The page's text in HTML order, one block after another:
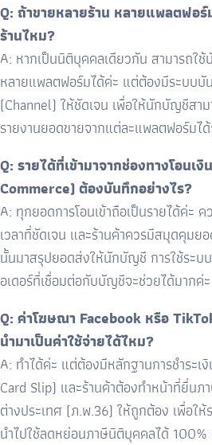
Q: ถ้าขายหลายร้าน หลายแพลตฟอ
ร้านไหม?
A: หากเป็นนิติบุคคลเดียวกัน สามารถใ
หลายแพลตฟอร์มได้ค่ะ แต่ต้องมีระบบบั
(Channel) ให้ชัดเจน เพื่อให้นักบัญชีสา
รายงานยอดขายจากแต่ละแพลตฟอร์มไ
Q: รายได้ที่เข้ามาจากช่องทางโอนเ
Commerce)ต้องบันทึกอย่างไร?
A: ทุกยอดการโอนเข้าถือเป็นรายได้ค่ะ
เวลาที่ชัดเจน และร้านค้าควรมีสมุดคุมย
นั้นมาสรุปยอดส่งให้นักบัญชี การใช้ระบ
อเดอร์ที่เชื่อมต่อกับบัญชีจะช่วยได้มากค่ะ
Q: ค่าโฆษณา Facebook หรือ
นำมาเป็นค่าใช้จ่ายได้ไหม?
A: ทำได้ค่ะ แต่ต้องมีหลักฐานการชำระเ
Card Slip) และร้านค้าต้องทำหน้าที่ยื่น
ต่างประเทศ (ภ.พ.36) ให้ถูกต้อง เพื่อใ
นำไปใช้ลดหย่อนภาษีนิติบุคคลได้ 100%